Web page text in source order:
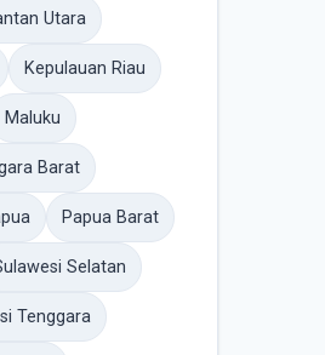
Utara
Kepulauan Riau
Maluku
Barat
Papua Barat
Selatan
Tenggara